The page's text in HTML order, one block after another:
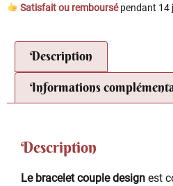
Satisfait ou remboursépendant 14
Description
Informations
Description
Le bracelet couple design est